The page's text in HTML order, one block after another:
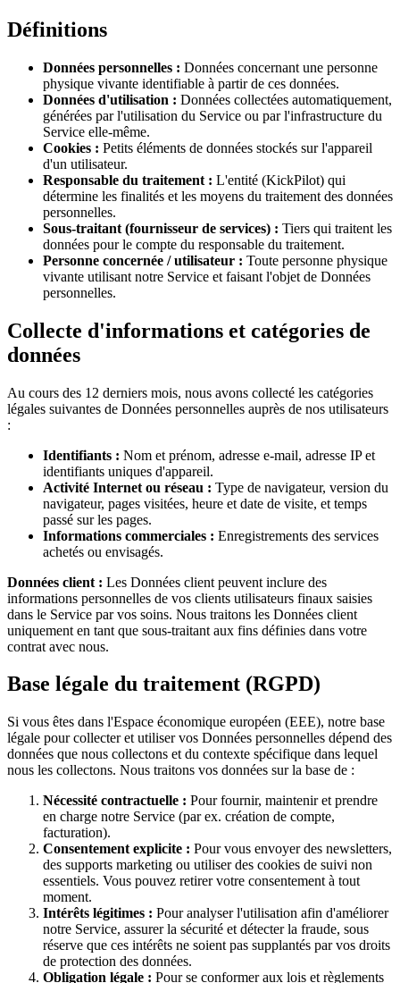
Définitions
Données personnelles : Données concernant une personne
physique vivante identifiable à partir de ces données.
Données d'utilisation : Données collectées automatiquement,
générées par l'utilisation du Service ou par l'infrastructure du
Service elle-même.
Cookies : Petits éléments de données stockés sur l'appareil
d'un utilisateur.
Responsable du traitement : L'entité (KickPilot) qui
détermine les finalités et les moyens du traitement des données
personnelles.
Sous-traitant (fournisseur de services) : Tiers qui traitent les
données pour le compte du responsable du traitement.
Personne concernée / utilisateur : Toute personne physique
vivante utilisant notre Service et faisant l'objet de Données
personnelles.
Collecte d'informations et catégories de
données
Au cours des 12 derniers mois, nous avons collecté les catégories
légales suivantes de Données personnelles auprès de nos utilisateurs
:
Identifiants : Nom et prénom, adresse e-mail, adresse IP et
identifiants uniques d'appareil.
Activité Internet ou réseau : Type de navigateur, version du
navigateur, pages visitées, heure et date de visite, et temps
passé sur les pages.
Informations commerciales : Enregistrements des services
achetés ou envisagés.
Données client : Les Données client peuvent inclure des
informations personnelles de vos clients utilisateurs finaux saisies
dans le Service par vos soins. Nous traitons les Données client
uniquement en tant que sous-traitant aux fins définies dans votre
contrat avec nous.
Base légale du traitement (RGPD)
Si vous êtes dans l'Espace économique européen (EEE), notre base
légale pour collecter et utiliser vos Données personnelles dépend des
données que nous collectons et du contexte spécifique dans lequel
nous les collectons. Nous traitons vos données sur la base de :
Nécessité contractuelle : Pour fournir, maintenir et prendre
en charge notre Service (par ex. création de compte,
facturation).
Consentement explicite : Pour vous envoyer des newsletters,
des supports marketing ou utiliser des cookies de suivi non
essentiels. Vous pouvez retirer votre consentement à tout
moment.
Intérêts légitimes : Pour analyser l'utilisation afin d'améliorer
notre Service, assurer la sécurité et détecter la fraude, sous
réserve que ces intérêts ne soient pas supplantés par vos droits
de protection des données.
Obligation légale : Pour se conformer aux lois et règlements